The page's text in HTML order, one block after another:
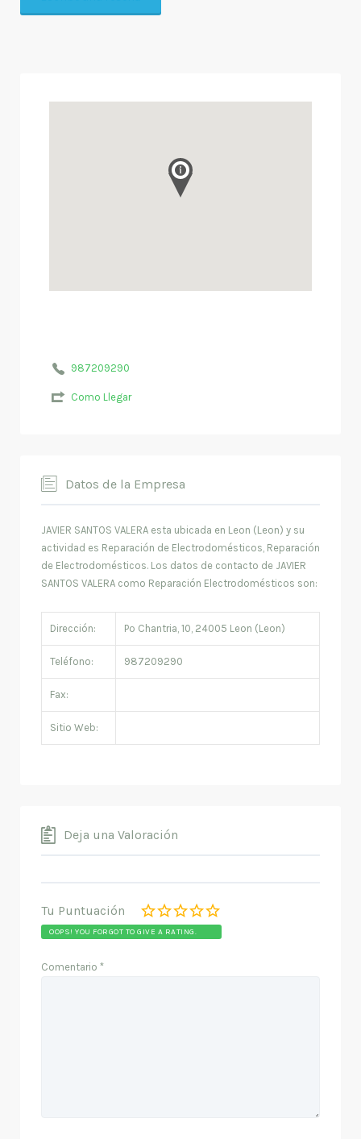
987209290
Como Llegar
Datos de la Empresa
JAVIER SANTOS VALERA esta ubicada en Leon (Leon) y su
actividad es Reparación de Electrodomésticos, Reparación
de Electrodomésticos. Los datos de contacto de JAVIER
SANTOS VALERA como Reparación Electrodomésticos son:
Dirección: Pº Chantria, 10, 24005 Leon (Leon)
Teléfono: 987209290
Fax:
Sitio Web:
Deja una Valoración
Tu Puntuación
OOPS! YOU FORGOT TO GIVE A RATING.
Comentario *